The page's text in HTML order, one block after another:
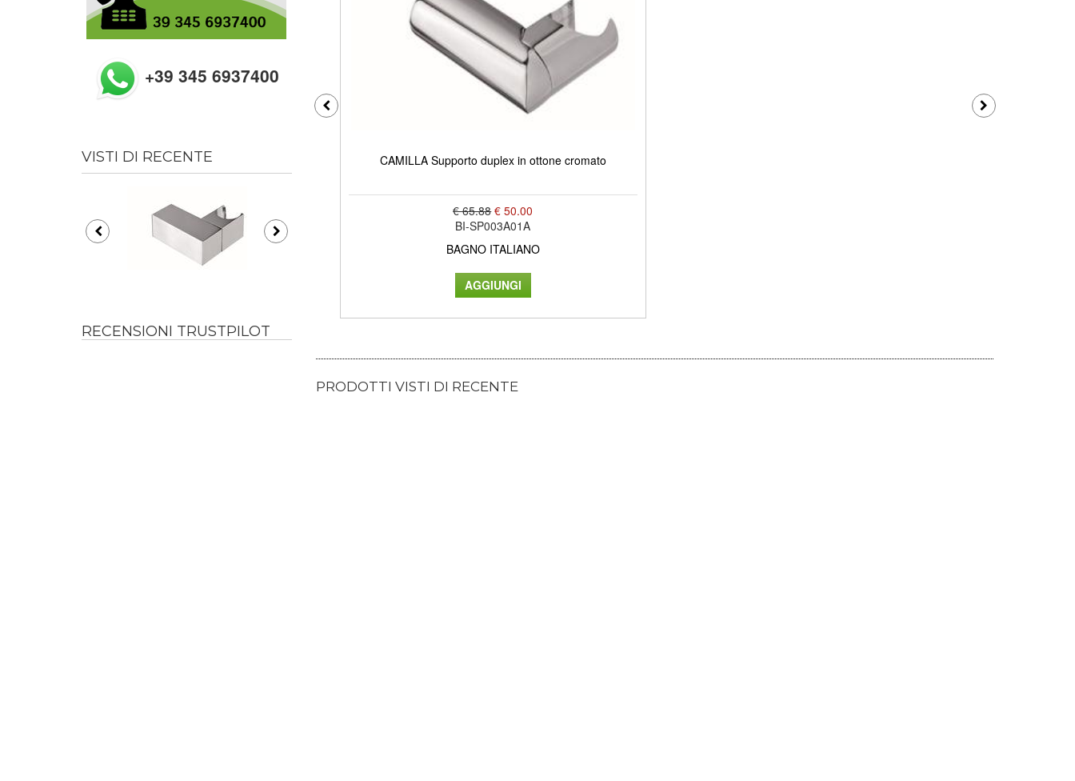
+39 345 6937400
VISTI DI RECENTE
RECENSIONI TRUSTPILOT
CAMILLA Supporto duplex in ottone cromato
€ 65.88 € 50.00
BI-SP003A01A
BAGNO ITALIANO
PRODOTTI VISTI DI RECENTE